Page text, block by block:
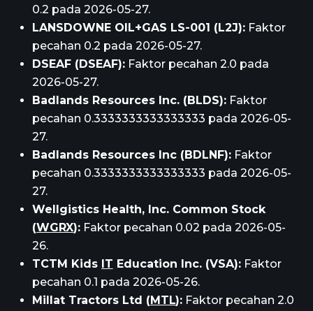
0.2 pada 2026-05-27.
LANSDOWNE OIL+GAS LS-001 (L2J): Faktor
pecahan 0.2 pada 2026-05-27.
DSEAF (DSEAF): Faktor pecahan 2.0 pada
2026-05-27.
Badlands Resources Inc. (BLDS): Faktor
pecahan 0.3333333333333333 pada 2026-05-
27.
Badlands Resources Inc (BDLNF): Faktor
pecahan 0.3333333333333333 pada 2026-05-
27.
Wellgistics Health, Inc. Common Stock
(WGRX): Faktor pecahan 0.02 pada 2026-05-
26.
TCTM Kids IT Education Inc. (VSA):Faktor
pecahan 0.1 pada 2026-05-26.
Millat Tractors Ltd (MTL): Faktor pecahan 2.0